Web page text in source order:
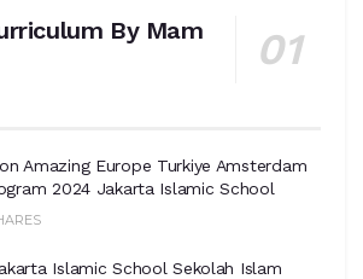
By Mam
Amazing Europe Turkiye Amsterdam
2024 Jakarta Islamic School
Islamic School Sekolah Islam